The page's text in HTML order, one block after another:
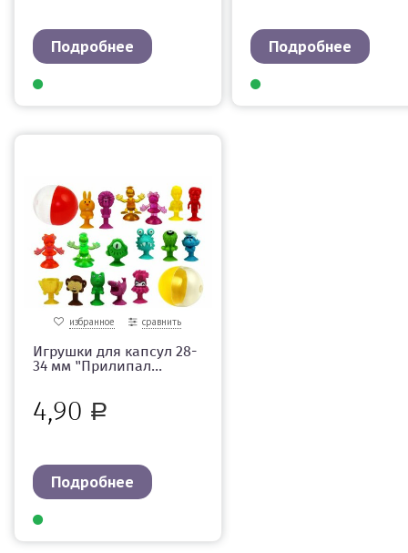
Подробнее Подробнее
избранное сравнить
Игрушки для капсул 28-
34 мм "Прилипал...
4,90 Р
Подробнее